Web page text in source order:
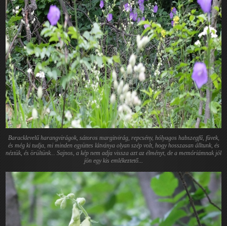
Baracklevelű harangvirágok, sátoros margitvirág, repcsény, hólyagos habszegfű, füvek,
és még ki tudja, mi minden együttes látványa olyan szép volt, hogy hosszasan álltunk, és
néztük, és örültünk... Sajnos, a kép nem adja vissza azt az élményt, de a memóriámnak jól
jön egy kis emlékeztető...